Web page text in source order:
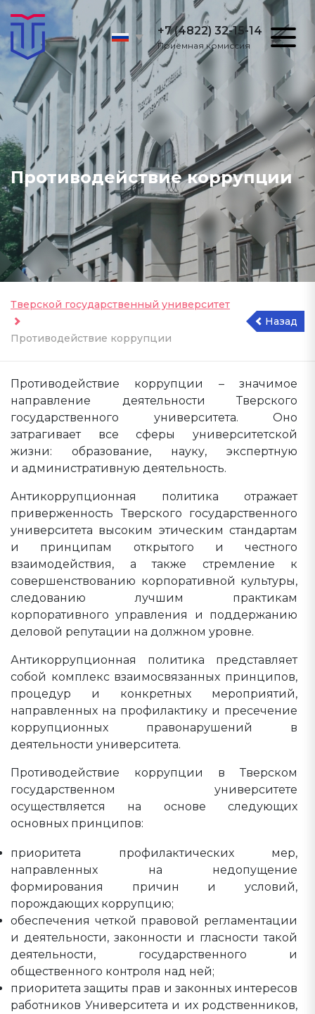
+7 (4822) 32-15-14
Приёмная комиссия
Противодействие коррупции
Тверской государственный университет
Противодействие коррупции
Назад
Противодействие коррупции – значимое
направление деятельности Тверского
государственного университета. Оно
затрагивает все сферы университетской
жизни: образование, науку, экспертную
и административную деятельность.
Антикоррупционная политика отражает
приверженность Тверского государственного
университета высоким этическим стандартам
и принципам открытого и честного
взаимодействия, а также стремление к
совершенствованию корпоративной культуры,
следованию лучшим практикам
корпоративного управления и поддержанию
деловой репутации на должном уровне.
Антикоррупционная политика представляет
собой комплекс взаимосвязанных принципов,
процедур и конкретных мероприятий,
направленных на профилактику и пресечение
коррупционных правонарушений в
деятельности университета.
Противодействие коррупции в Тверском
государственном университете
осуществляется на основе следующих
основных принципов:
приоритета профилактических мер,
направленных на недопущение
формирования причин и условий,
порождающих коррупцию;
обеспечения четкой правовой регламентации
и деятельности, законности и гласности такой
деятельности, государственного и
общественного контроля над ней;
приоритета защиты прав и законных интересов
работников Университета и их родственников,